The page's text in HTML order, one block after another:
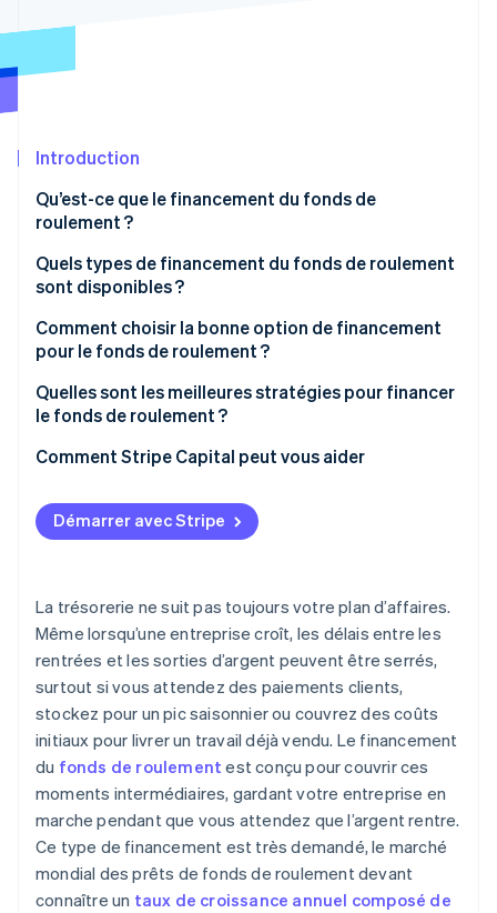
Prévention de la fraude
Climate
Identity
Vérification de l'identité
Stripe Sessions 2026
Découvrez comment Stripe construit l’infrastructure
Regarder la vidéo
Introduction
Qu’est-ce que le financement du fonds de
roulement ?
Quels types de financement du fonds de roulement
sont disponibles ?
Prêts aux entreprises à court terme
Lignes de crédit commercial
Cartes de crédit professionnelles
Crédit commercial (aussi appelé crédit fournisseur)
Avances de trésorerie (MCA)
Comment choisir la bonne option de financement
pour le fonds de roulement ?
Quel est le cas d’usage ?
Prenez en compte les délais
Adaptez la structure de remboursement à votre
trésorerie
Vérifiez votre éligibilité
Quelles sont les meilleures stratégies pour financer
le fonds de roulement ?
Rendez votre cycle de fonds de roulement moins
Mettez en place le crédit avant d’en avoir vraiment
besoin
Ne construisez pas votre plan d’exploitation autour
de la dette
Envisagez d’autres moyens de couvrir un déficit
Gardez votre plan d’exploitation flexible
Comment Stripe Capital peut vous aider
Démarrer avec Stripe
La trésorerie ne suit pas toujours votre plan d’affaires.
Même lorsqu’une entreprise croît, les délais entre les
rentrées et les sorties d’argent peuvent être serrés,
surtout si vous attendez des paiements clients,
stockez pour un pic saisonnier ou couvrez des coûts
initiaux pour livrer un travail déjà vendu. Le financement
du fonds de roulement est conçu pour couvrir ces
moments intermédiaires, gardant votre entreprise en
marche pendant que vous attendez que l’argent rentre.
Ce type de financement est très demandé, le marché
mondial des prêts de fonds de roulement devant
connaître un taux de croissance annuel composé de